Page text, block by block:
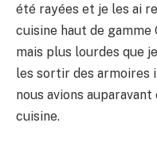
été rayées et je les ai
cuisine haut de gamme
mais plus lourdes que
les sortir des armoires
nous avions
cuisine.